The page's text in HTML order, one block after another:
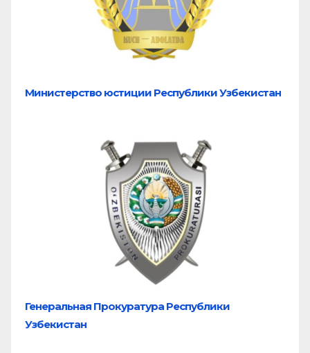
Министерство юстиции Республики Узбекистан
Генеральная Прокуратура Республики
Узбекистан